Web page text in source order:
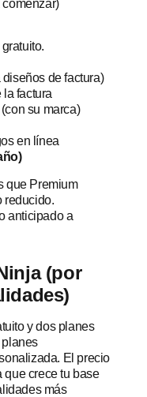
de factura)
factura
su marca)
en línea
que Premium
reducido.
anticipado a
(por
y dos planes
El precio
que crece tu base
más